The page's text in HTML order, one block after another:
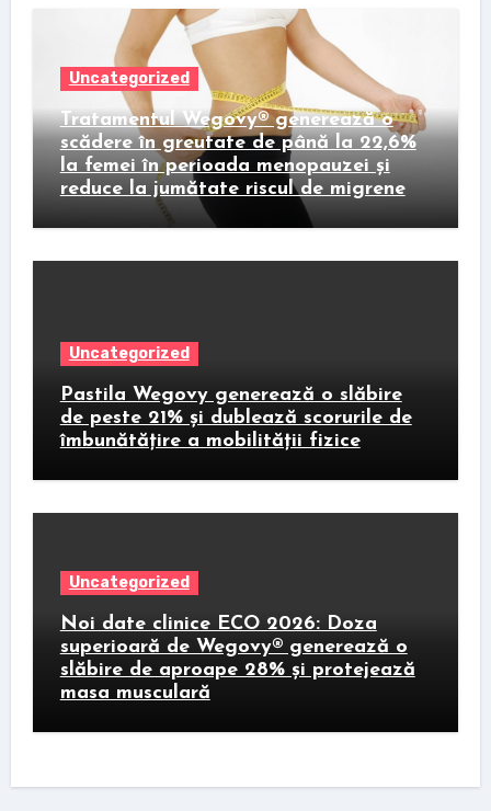
Uncategorized
Tratamentul Wegovy® generează o
scădere în greutate de până la 22,6%
la femei în perioada menopauzei și
reduce la jumătate riscul de migrene
Uncategorized
Pastila Wegovy generează o slăbire
de peste 21% și dublează scorurile de
îmbunătățire a mobilității fizice
Uncategorized
Noi date clinice ECO 2026: Doza
superioară de Wegovy® generează o
slăbire de aproape 28% și protejează
masa musculară